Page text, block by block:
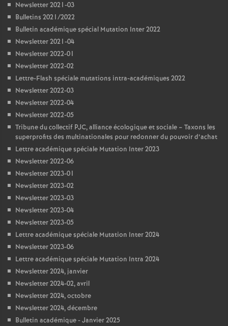
Newsletter 2021-03
Bulletins 2021/2022
Bulletin académique spécial Mutation Inter 2022
Newsletter 2021-04
Newsletter 2022-01
Newsletter 2022-02
Lettre-Flash spéciale mutations intra-académiques 2022
Newsletter 2022-03
Newsletter 2022-04
Newsletter 2022-05
Tribune du collectif PJC, alliance écologique et sociale – Taxons les
superprofits des multinationales pour redonner du pouvoir d’achat
Lettre académique spéciale Mutation Inter 2023
Newsletter 2022-06
Newsletter 2023-01
Newsletter 2023-02
Newsletter 2023-03
Newsletter 2023-04
Newsletter 2023-05
Lettre académique spéciale Mutation Inter 2024
Newsletter 2023-06
Lettre académique spéciale Mutation Intra 2024
Newsletter 2024, janvier
Newsletter 2024-02, avril
Newsletter 2024, octobre
Newsletter 2024, décembre
Bulletin académique - Janvier 2025